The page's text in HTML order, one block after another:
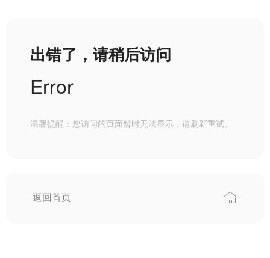
出错了，请稍后访问
Error
温馨提醒：您访问的页面暂时无法显示，请刷新重试。
返回首页